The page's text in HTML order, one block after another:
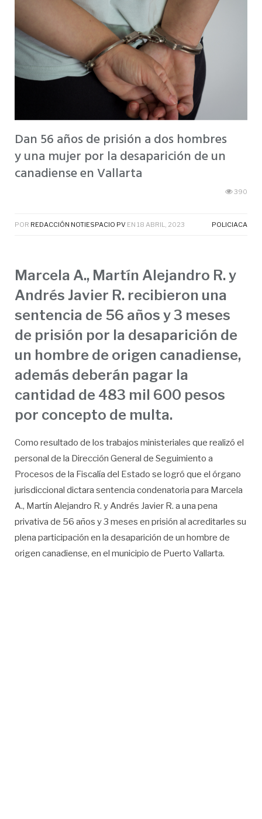
Dan 56 años de prisión a dos hombres
y una mujer por la desaparición de un
canadiense en Vallarta
390
POR REDACCIÓN NOTIESPACIO PV EN 18 ABRIL, 2023 POLICIACA
Marcela A., Martín Alejandro R. y
Andrés Javier R. recibieron una
sentencia de 56 años y 3 meses
de prisión por la desaparición de
un hombre de origen canadiense,
además deberán pagar la
cantidad de 483 mil 600 pesos
por concepto de multa.
Como resultado de los trabajos ministeriales que realizó el
personal de la Dirección General de Seguimiento a
Procesos de la Fiscalía del Estado se logró que el órgano
jurisdiccional dictara sentencia condenatoria para Marcela
A., Martín Alejandro R. y Andrés Javier R. a una pena
privativa de 56 años y 3 meses en prisión al acreditarles su
plena participación en la desaparición de un hombre de
origen canadiense, en el municipio de Puerto Vallarta.